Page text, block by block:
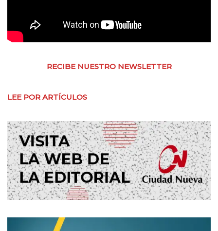
RECIBE NUESTRO NEWSLETTER
LEE POR ARTÍCULOS